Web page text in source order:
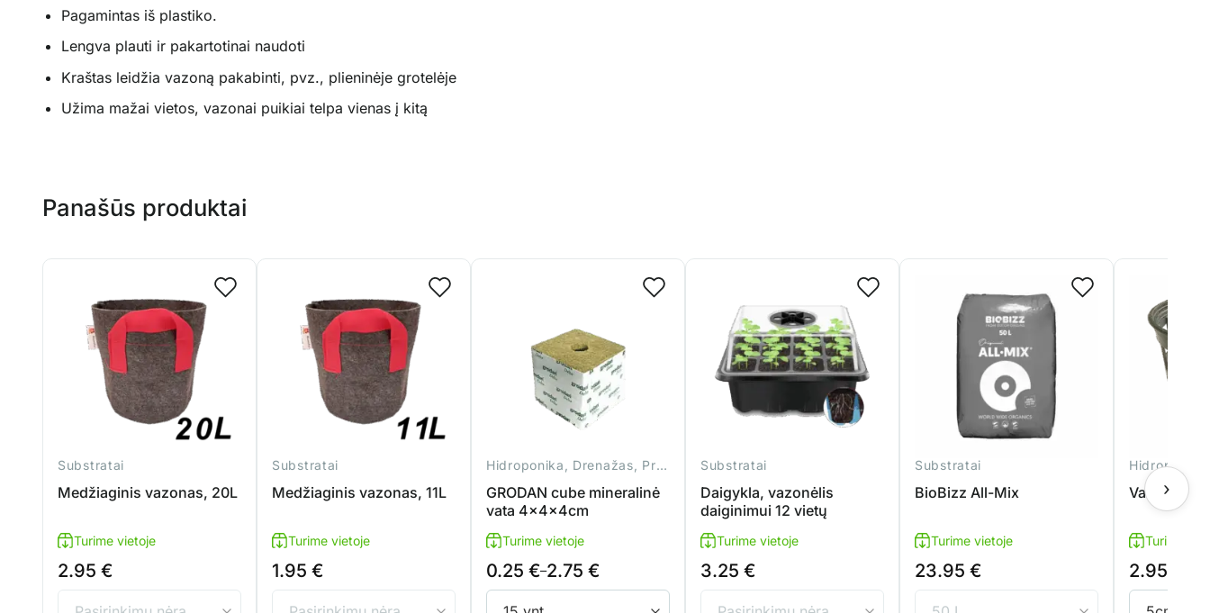
Pagamintas iš plastiko.
Lengva plauti ir pakartotinai naudoti
Kraštas leidžia vazoną pakabinti, pvz., plieninėje grotelėje
Užima mažai vietos, vazonai puikiai telpa vienas į kitą
Panašūs produktai
Substratai
Medžiaginis vazonas, 20L
Turime vietoje
2.95 €
Substratai
Medžiaginis vazonas, 11L
Turime vietoje
1.95 €
Hidroponika, Drenažas, Priedai
GRODAN cube mineralinė
vata 4x4x4cm
Turime vietoje
0.25 €–2.75 €
Price
range:
Substratai
Daigykla, vazonėlis
daiginimui 12 vietų
Turime vietoje
3.25 €
Substratai
BioBizz All-Mix
Turime vietoje
23.95 €
Vazonėlis
Turime
2.95
Price
range:
›